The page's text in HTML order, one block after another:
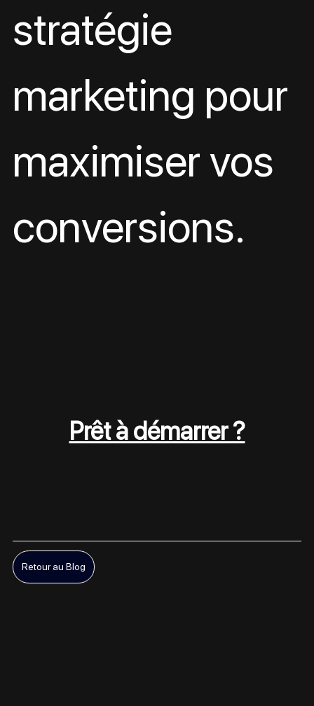
stratégie
marketing pour
maximiser vos
conversions.
Prêt à démarrer ?
Retour au Blog